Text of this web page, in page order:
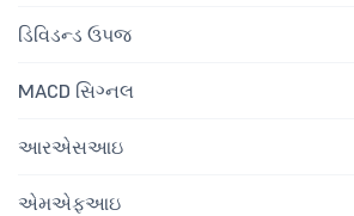
ડિવિડન્ડ ઉપજ
MACD સિગ્નલ
આરએસઆઇ
એમએફઆઇ